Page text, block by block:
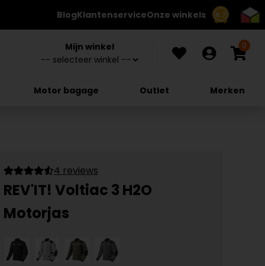
8.7
BlogKlantenserviceOnze winkels
Mijn winkel 0
Motor bagage Outlet Merken
4 reviews
REV'IT! Voltiac 3 H2O
Motorjas